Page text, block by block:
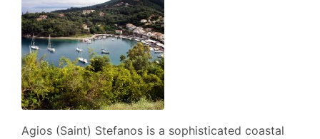
Agios (Saint) Stefanos is a sophisticated coastal